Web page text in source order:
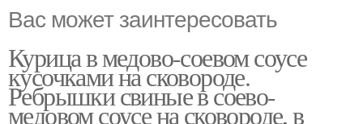
Вас может заинтересовать
Курица в медово-соевом соусе
кусочками на сковороде.
Ребрышки свиные в соево-
медовом соусе на сковороде, в